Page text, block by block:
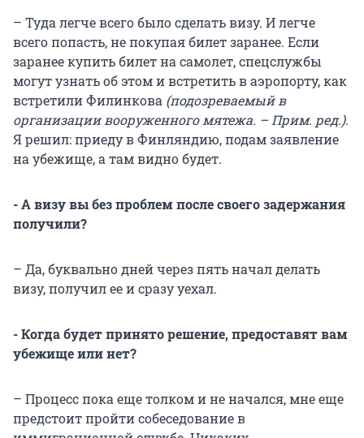
– Туда легче всего было сделать визу. И легче
всего попасть, не покупая билет заранее. Если
заранее купить билет на самолет, спецслужбы
могут узнать об этом и встретить в аэропорту, как
встретили Филинкова (подозреваемый в
организации вооруженного мятежа. – Прим. ред.).
Я решил: приеду в Финляндию, подам заявление
на убежище, а там видно будет.
- А визу вы без проблем после своего задержания
получили?
– Да, буквально дней через пять начал делать
визу, получил ее и сразу уехал.
- Когда будет принято решение, предоставят вам
убежище или нет?
– Процесс пока еще толком и не начался, мне еще
предстоит пройти собеседование в